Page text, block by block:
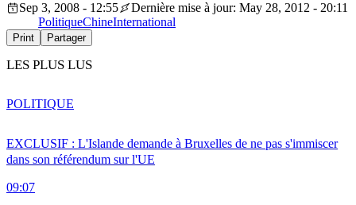
Sep 3, 2008 - 12:55
Dernière mise à jour: May 28, 2012 - 20:11
PolitiqueChineInternational
Print Partager
LES PLUS LUS
EXCLUSIF : L'Islande demande à Bruxelles de ne pas s'immiscer
dans son référendum sur l'UE
09:07
POLITIQUE